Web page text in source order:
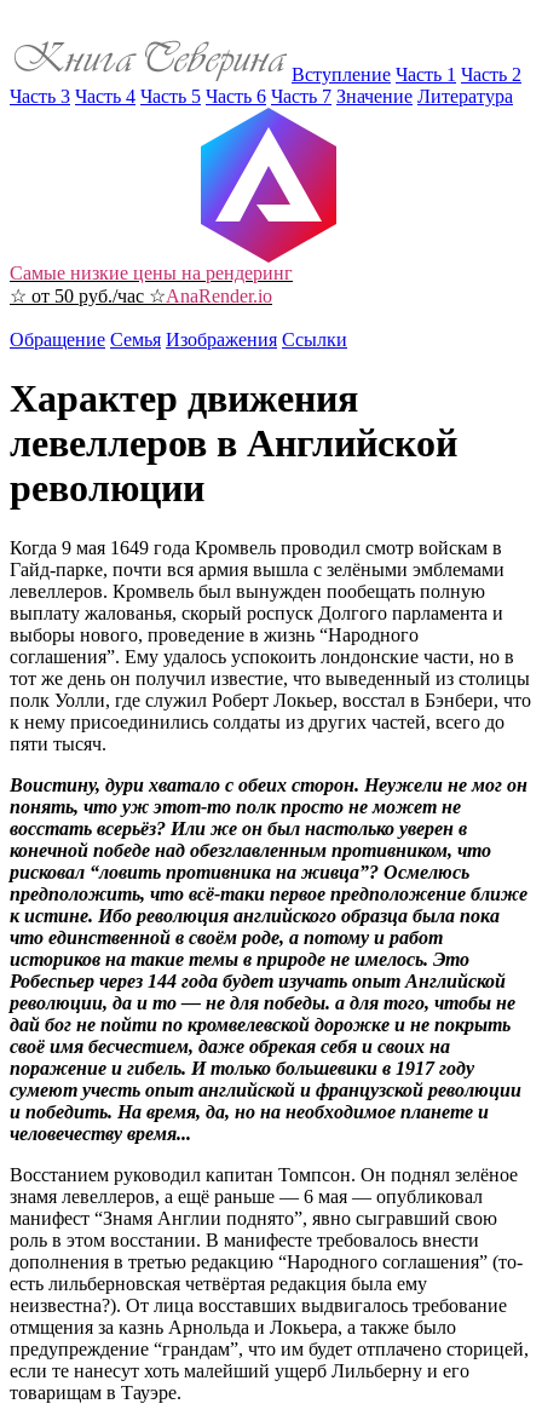
Вступление Часть 1 Часть 2
Часть 3 Часть 4 Часть 5 Часть 6 Часть 7 Значение Литература
Самые низкие цены на рендеринг
☆ от 50 руб./час ☆AnaRender.io
Обращение Семья Изображения Ссылки
Характер движения
левеллеров в Английской
революции
Когда 9 мая 1649 года Кромвель проводил смотр войскам в
Гайд-парке, почти вся армия вышла с зелёными эмблемами
левеллеров. Кромвель был вынужден пообещать полную
выплату жалованья, скорый роспуск Долгого парламента и
выборы нового, проведение в жизнь “Народного
соглашения”. Ему удалось успокоить лондонские части, но в
тот же день он получил известие, что выведенный из столицы
полк Уолли, где служил Роберт Локьер, восстал в Бэнбери, что
к нему присоединились солдаты из других частей, всего до
пяти тысяч.
Воистину, дури хватало с обеих сторон. Неужели не мог он
понять, что уж этот-то полк просто не может не
восстать всерьёз? Или же он был настолько уверен в
конечной победе над обезглавленным противником, что
рисковал “ловить противника на живца”? Осмелюсь
предположить, что всё-таки первое предположение ближе
к истине. Ибо революция английского образца была пока
что единственной в своём роде, а потому и работ
историков на такие темы в природе не имелось. Это
Робеспьер через 144 года будет изучать опыт Английской
революции, да и то — не для победы. а для того, чтобы не
дай бог не пойти по кромвелевской дорожке и не покрыть
своё имя бесчестием, даже обрекая себя и своих на
поражение и гибель. И только большевики в 1917 году
сумеют учесть опыт английской и французской революции
и победить. На время, да, но на необходимое планете и
человечеству время...
Восстанием руководил капитан Томпсон. Он поднял зелёное
знамя левеллеров, а ещё раньше — 6 мая — опубликовал
манифест “Знамя Англии поднято”, явно сыгравший свою
роль в этом восстании. В манифесте требовалось внести
дополнения в третью редакцию “Народного соглашения” (то-
есть лильберновская четвёртая редакция была ему
неизвестна?). От лица восставших выдвигалось требование
отмщения за казнь Арнольда и Локьера, а также было
предупреждение “грандам”, что им будет отплачено сторицей,
если те нанесут хоть малейший ущерб Лильберну и его
товарищам в Тауэре.